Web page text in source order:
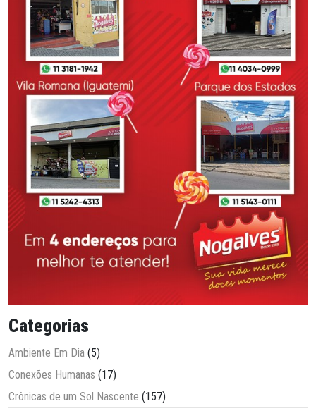
Categorias
Ambiente Em Dia (5)
Conexões Humanas (17)
Crônicas de um Sol Nascente (157)